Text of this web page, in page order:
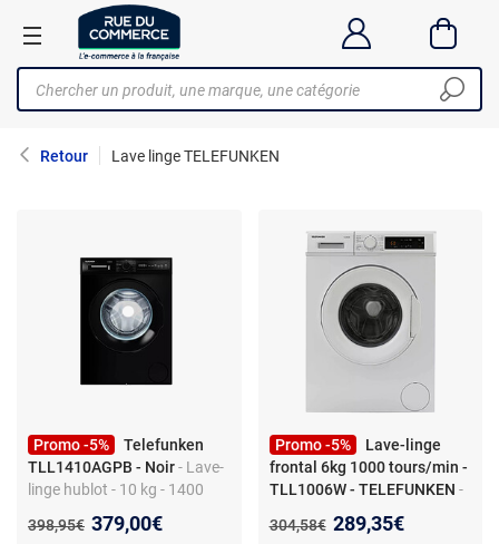
Retour Lave linge TELEFUNKEN
Promo -5%
Telefunken
TLL1410AGPB - Noir- Lave-
linge hublot - 10 kg - 1400
- Moteur induction - 15
Ancien prix :
398,95€ Nouveau prix :
379,00€
Promo -5%
Lave-linge
frontal 6kg 1000 tours/min -
TLL1006W - TELEFUNKEN -
TELEFUNKEN - TLL1006W
Ancien prix :
304,58€ Nouveau prix :
289,35€